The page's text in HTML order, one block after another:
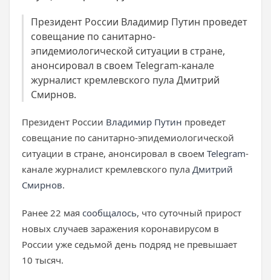
Президент России Владимир Путин проведет
совещание по санитарно-
эпидемиологической ситуации в стране,
анонсировал в своем Telegram-канале
журналист кремлевского пула Дмитрий
Смирнов.
Президент России Владимир Путин проведет
совещание по санитарно-эпидемиологической
ситуации в стране, анонсировал в своем Telegram-
канале журналист кремлевского пула Дмитрий
Смирнов.
Ранее 22 мая сообщалось, что суточный прирост
новых случаев заражения коронавирусом в
России уже седьмой день подряд не превышает
10 тысяч.